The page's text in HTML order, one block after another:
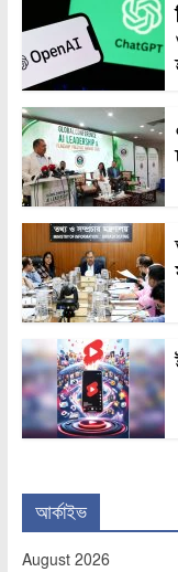
আর্কাইভ
August 2026